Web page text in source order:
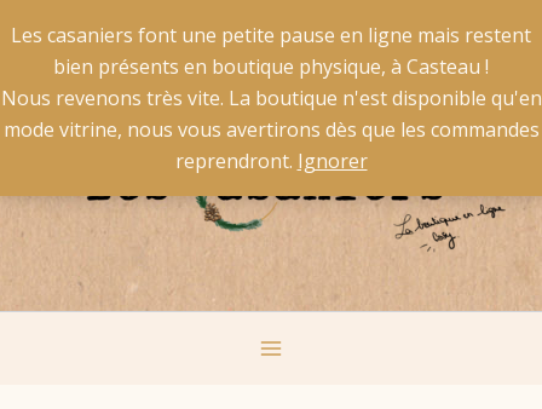
La livraison est gratuite pour la Belgique à partir de 50 €
d'achat et pour la France à partir de 60 € d'achat.
Les casaniers font une petite pause en ligne mais restent
bien présents en boutique physique, à Casteau !
Nous revenons très vite. La boutique n'est disponible qu'en
mode vitrine, nous vous avertirons dès que les commandes
reprendront. Ignorer
au
contenu
Main
Menu